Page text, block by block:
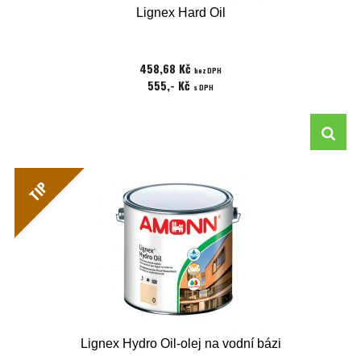
Lignex Hard Oil
458,68 Kč bez DPH
555,- Kč s DPH
TIP
Lignex Hydro Oil-olej na vodní bázi